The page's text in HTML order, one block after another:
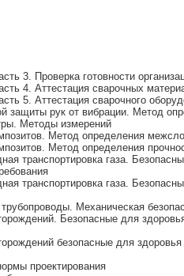
3. Проверка готовности
4. Аттестация сварочных
5. Аттестация сварочного
защиты рук от вибрации. Метод
Методы измерений
Метод определения
Метод определения
транспортировка газа.
транспортировка газа.
Механическая
Безопасные для
безопасные для
проектирования